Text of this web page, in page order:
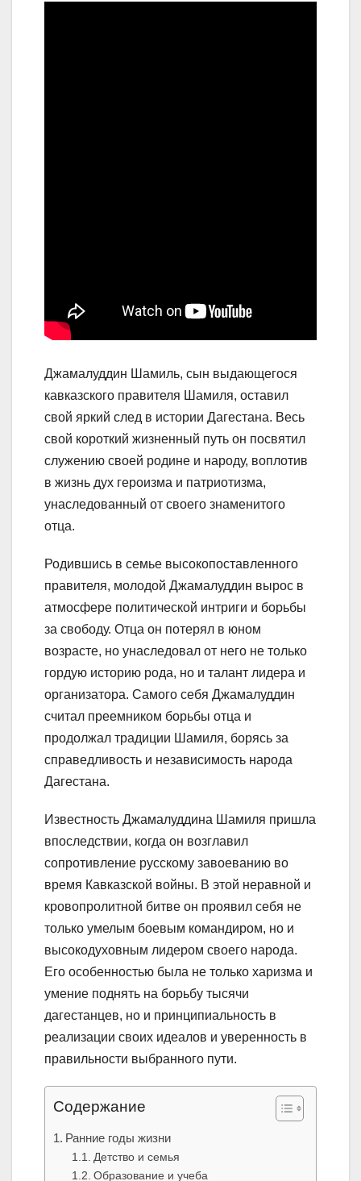
Джамалуддин Шамиль, сын выдающегося
кавказского правителя Шамиля, оставил
свой яркий след в истории Дагестана. Весь
свой короткий жизненный путь он посвятил
служению своей родине и народу, воплотив
в жизнь дух героизма и патриотизма,
унаследованный от своего знаменитого
отца.
Родившись в семье высокопоставленного
правителя, молодой Джамалуддин вырос в
атмосфере политической интриги и борьбы
за свободу. Отца он потерял в юном
возрасте, но унаследовал от него не только
гордую историю рода, но и талант лидера и
организатора. Самого себя Джамалуддин
считал преемником борьбы отца и
продолжал традиции Шамиля, борясь за
справедливость и независимость народа
Дагестана.
Известность Джамалуддина Шамиля пришла
впоследствии, когда он возглавил
сопротивление русскому завоеванию во
время Кавказской войны. В этой неравной и
кровопролитной битве он проявил себя не
только умелым боевым командиром, но и
высокодуховным лидером своего народа.
Его особенностью была не только харизма и
умение поднять на борьбу тысячи
дагестанцев, но и принципиальность в
реализации своих идеалов и уверенность в
правильности выбранного пути.
Содержание
Ранние годы жизни
Детство и семья
Образование и учеба